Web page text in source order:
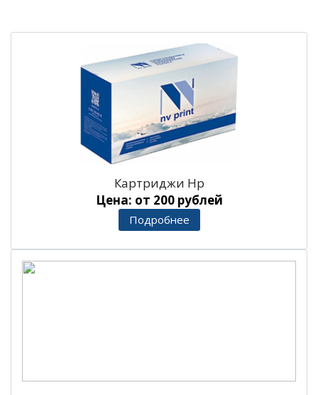
Картриджи Hp
Цена: от 200 рублей
Подробнее